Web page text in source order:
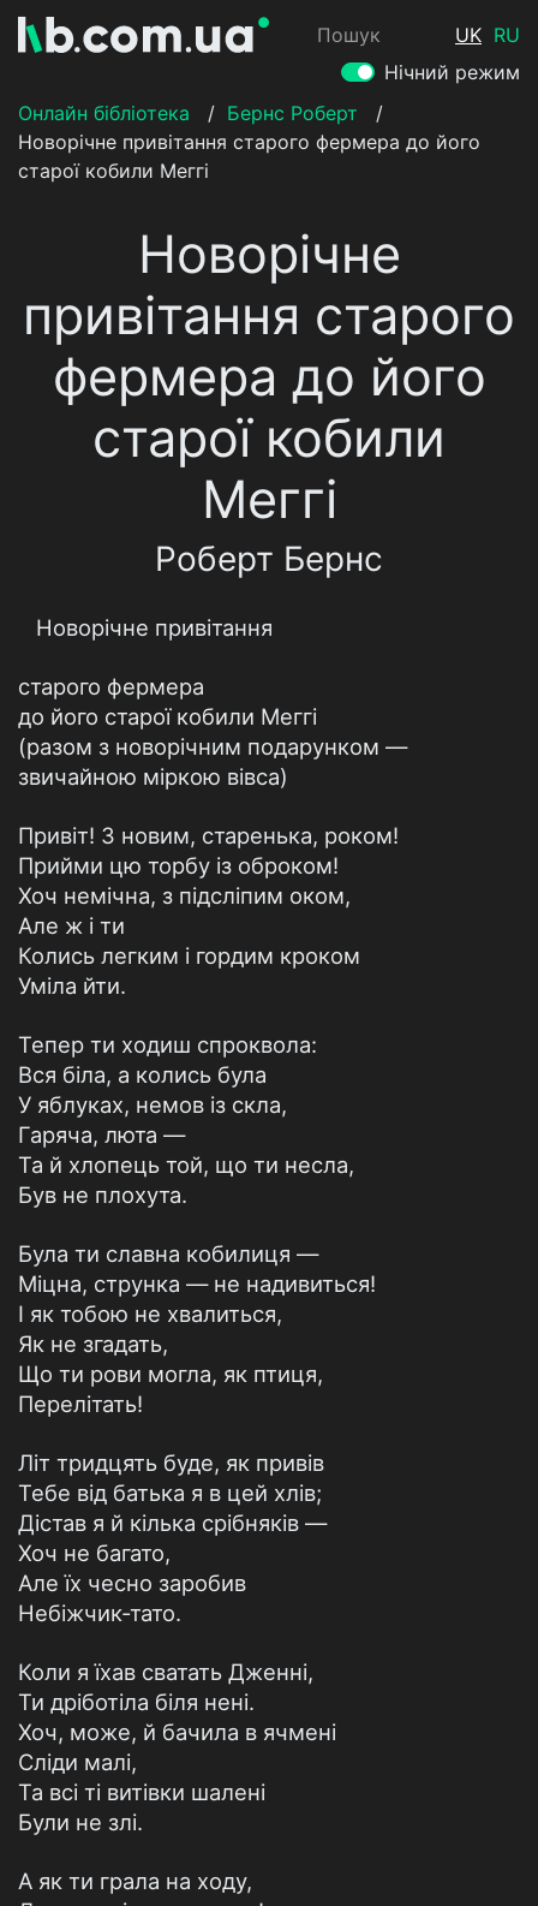
Пошук UK RU
Нічний режим
Онлайн бібліотека
/ Бернс Роберт
/
Новорічне привітання старого фермера до його
старої кобили Меггі
Новорічне
привітання старого
фермера до його
старої кобили
Меггі
Роберт Бернс
Новорічне привітання
старого фермера
до його старої кобили Меггі
(разом з новорічним подарунком —
звичайною міркою вівса)
Привіт! З новим, старенька, роком!
Прийми цю торбу із оброком!
Хоч немічна, з підсліпим оком,
Але ж і ти
Колись легким і гордим кроком
Уміла йти.
Тепер ти ходиш спрокволa:
Вся біла, а колись була
У яблуках, немов із скла,
Гаряча, люта —
Та й хлопець той, що ти несла,
Був не плохута.
Була ти славна кобилиця —
Міцна, струнка — не надивиться!
I як тобою не хвалиться,
Як не згадать,
Що ти рови могла, як птиця,
Перелітать!
Літ тридцять буде, як привів
Тебе від батька я в цей хлів;
Дістав я й кілька срібняків —
Хоч не багато,
Але їх чесно заробив
Небіжчик-тато.
Коли я їхав сватать Дженні,
Ти дріботіла біля нені.
Хоч, може, й бачила в ячмені
Сліди малі,
Та всі ті витівки шалені
Були не злі.
А як ти грала на ходу,